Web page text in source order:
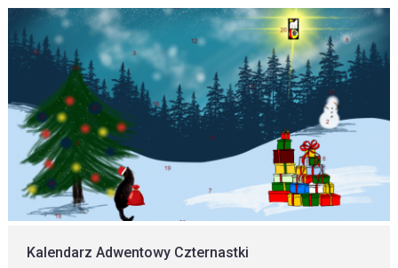
Kalendarz Adwentowy Czternastki